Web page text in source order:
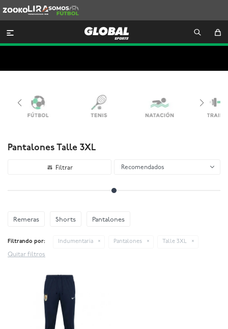
Lira
Somos
Futbol

Pantalones Talle 3XL
Recomendados
Remeras Shorts Pantalones
Filtrando por: Indumentaria Pantalones Talle 3XL
Quitar filtros